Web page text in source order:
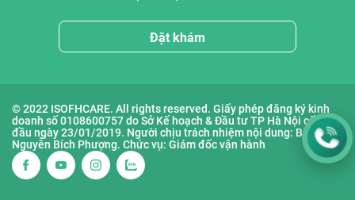
Đặt khám
© 2022 ISOFHCARE. All rights reserved. Giấy phép đăng ký kinh
doanh số 0108600757 do Sở Kế hoạch & Đầu tư TP Hà Nội cấp lần
đầu ngày 23/01/2019. Người chịu trách nhiệm nội dung: Bà
Nguyễn Bích Phượng. Chức vụ: Giám đốc vận hành